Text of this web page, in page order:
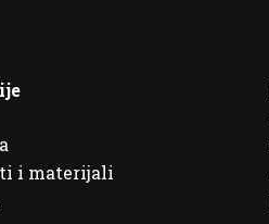
i materijali